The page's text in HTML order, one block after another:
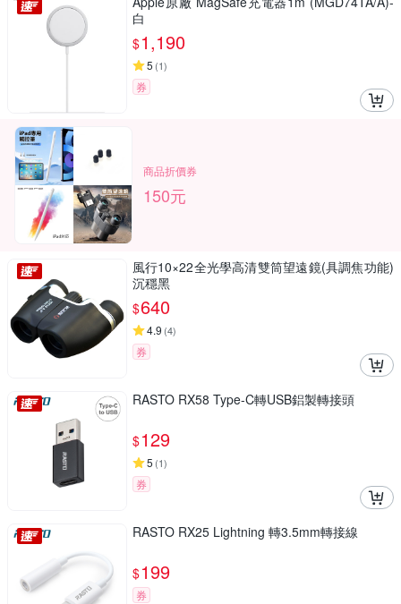
白
$1,190
5 (1)
券
商品折價券
150元
風行10×22全光學高清雙筒望遠鏡(具調焦功能)
沉穩黑
$640
4.9 (4)
券
RASTO RX58 Type-C轉USB鋁製轉接頭
$129
5 (1)
券
RASTO RX25 Lightning 轉3.5mm轉接線
$199
券